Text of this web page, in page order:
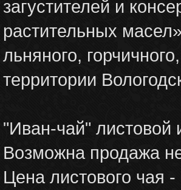
загустителей и
растительных
льняного,
территории
"Иван-чай" листовой
Возможна продажа
Цена листового чая -